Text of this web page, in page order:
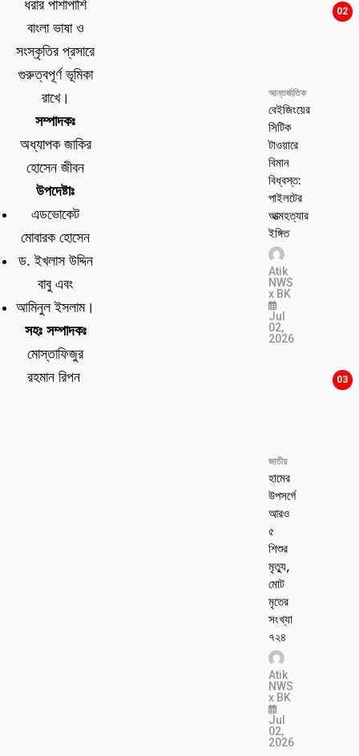
ধরার পাশাপাশি
বাংলা ভাষা ও
সংস্কৃতির প্রসারে
গুরুত্বপূর্ণ ভূমিকা
রাখে।
সম্পাদকঃ
অধ্যাপক জাকির
হোসেন জীবন
উপদেষ্টাঃ
এডভোকেট
মোবারক হোসেন
ড. ইখলাস উদ্দিন
বাবু এবং
আমিনুল ইসলাম।
সহঃ সম্পাদকঃ
মোস্তাফিজুর
রহমান রিপন
02
আন্তর্জাতিক
বেইজিংয়ের
সিটিক
টাওয়ারে
বিমান
বিধ্বস্ত:
পাইলটের
আত্মহত্যার
ইঙ্গিত
Atik
NWS
x BK
Jul
02,
2026
03
জাতীয়
হামের
উপসর্গে
আরও
৫
শিশুর
মৃত্যু,
মোট
মৃতের
সংখ্যা
৭২৪
Atik
NWS
x BK
Jul
02,
2026